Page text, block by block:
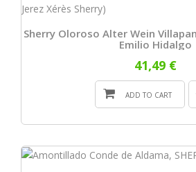
Sherry Oloroso Alter Wein
Emilio Hidalgo
41,49 €
ADD TO CART